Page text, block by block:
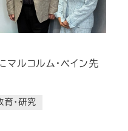
ルコルム・ペイン先
育・研究